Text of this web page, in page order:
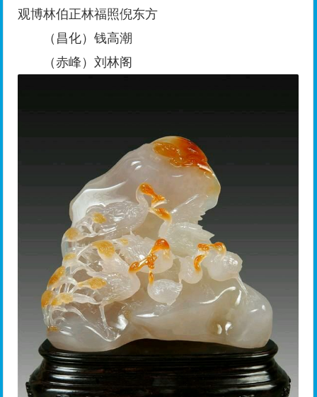
观博林伯正林福照倪东方
（昌化）钱高潮
（赤峰）刘林阁